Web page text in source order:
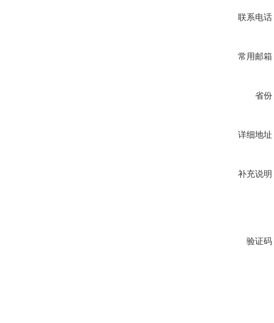
联系电话
常用邮箱
省份
详细地址
补充说明
验证码